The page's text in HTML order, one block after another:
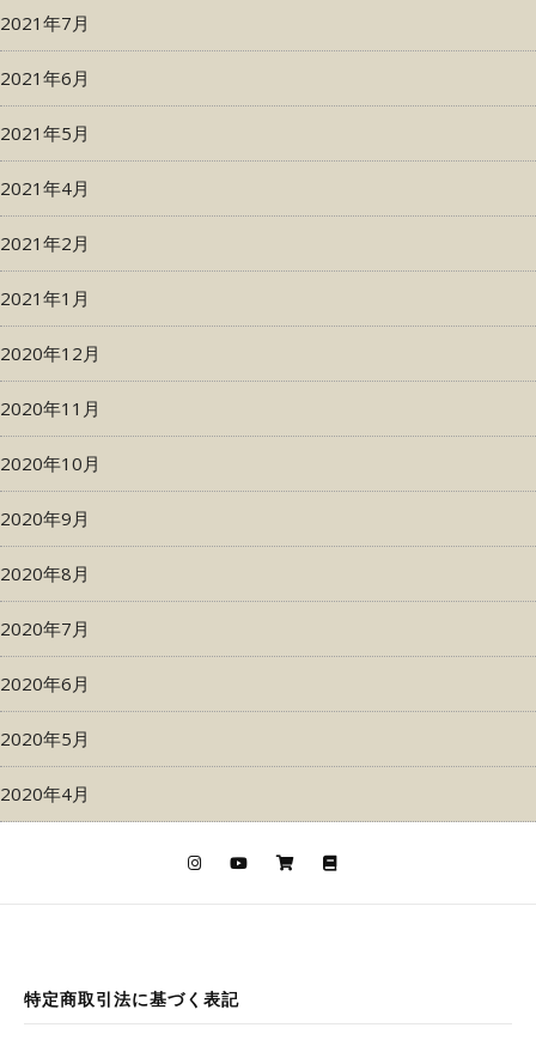
2021年7月
2021年6月
2021年5月
2021年4月
2021年2月
2021年1月
2020年12月
2020年11月
2020年10月
2020年9月
2020年8月
2020年7月
2020年6月
2020年5月
2020年4月
特定商取引法に基づく表記